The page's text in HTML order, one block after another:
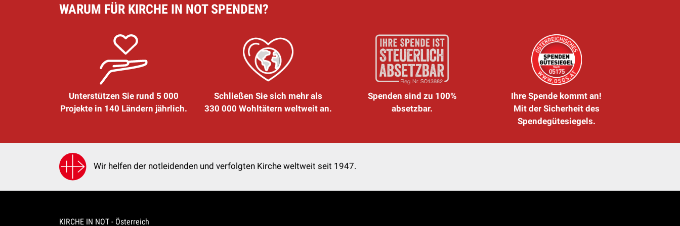
WARUM FÜR KIRCHE IN NOT SPENDEN?
Unterstützen Sie rund 5 000
Projekte in 140 Ländern jährlich.
Schließen Sie sich mehr als
330 000 Wohltätern weltweit an.
Spenden sind zu 100%
absetzbar.
Ihre Spende kommt an!
Mit der Sicherheit des
Spendegütesiegels.
Wir helfen der notleidenden und verfolgten Kirche weltweit seit 1947.
KIRCHE IN NOT - Österreich